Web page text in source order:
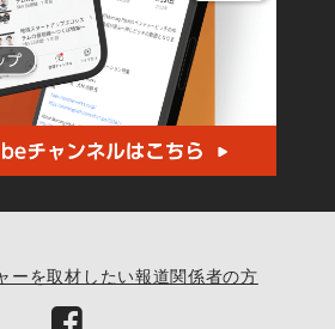
ーを取材したい報道関係者の方